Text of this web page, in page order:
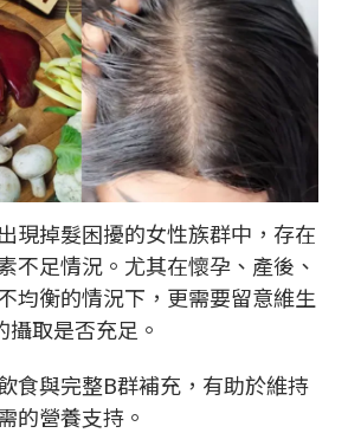
現掉髮困擾的女性族群中，存在
不足情況。尤其在懷孕、產後、
均衡的情況下，更需要留意維生
取是否充足。
食與完整B群補充，有助於維持
的營養支持。